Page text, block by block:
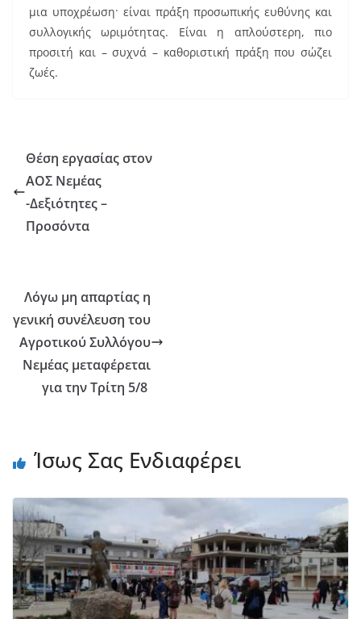
μια υποχρέωση· είναι πράξη προσωπικής ευθύνης και
συλλογικής ωριμότητας. Είναι η απλούστερη, πιο
προσιτή και – συχνά – καθοριστική πράξη που σώζει
ζωές.
Θέση εργασίας στον
ΑΟΣ Νεμέας
-Δεξιότητες –
Προσόντα
Λόγω μη απαρτίας η
γενική συνέλευση του
Αγροτικού Συλλόγου
Νεμέας μεταφέρεται
για την Τρίτη 5/8
Ίσως Σας Ενδιαφέρει